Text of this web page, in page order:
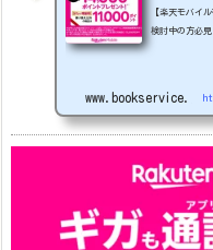
【楽天モバイ
検討中の方必
arrows
下げ（2026/3/3
www.bookservice.jp